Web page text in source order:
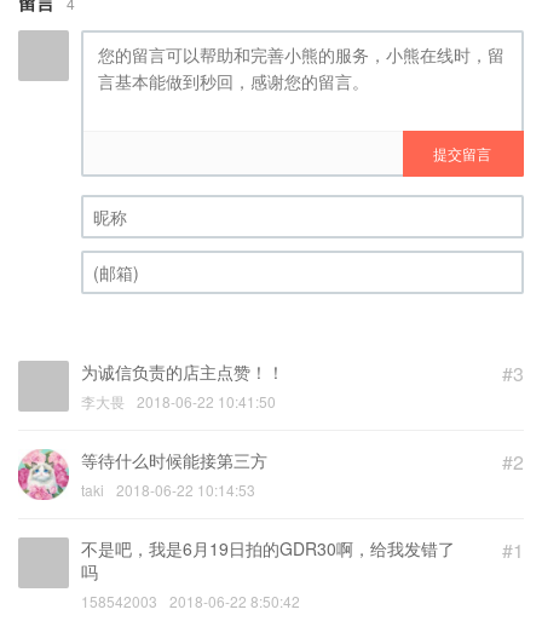
提交留言
昵称 (必填)
#3
为诚信负责的店主点赞！！
李大畏 2018-06-22 10:41:50
#2
等待什么时候能接第三方
taki 2018-06-22 10:14:53
#1
不是吧，我是6月19日拍的GDR30啊，给我发错了
吗
158542003 2018-06-22 8:50:42